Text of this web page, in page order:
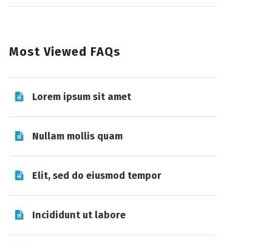
Most Viewed FAQs
Lorem ipsum sit amet
Nullam mollis quam
Elit, sed do eiusmod tempor
Incididunt ut labore